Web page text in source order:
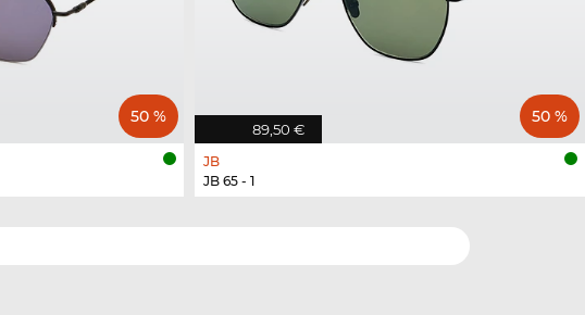
50 %
89,50 €
50 %
JB
JB 65 - 1